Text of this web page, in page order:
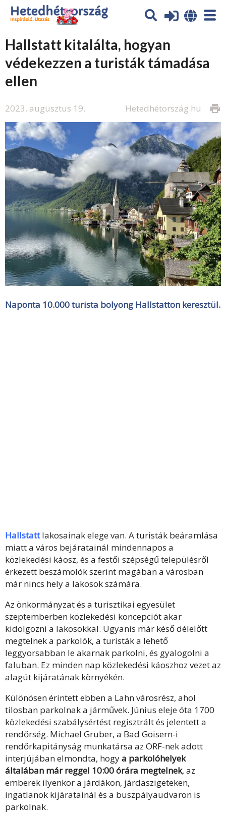
Hallstatt kitalálta, hogyan
védekezzen a turisták támadása
ellen
2023. augusztus 19. print
Hetedhétország.hu
Naponta 10.000 turista bolyong Hallstatton keresztül.
Hallstatt lakosainak elege van. A turisták beáramlása
miatt a város bejáratainál mindennapos a
közlekedési káosz, és a festői szépségű településről
érkezett beszámolók szerint magában a városban
már nincs hely a lakosok számára.
Az önkormányzat és a turisztikai egyesület
szeptemberben közlekedési koncepciót akar
kidolgozni a lakosokkal. Ugyanis már késő délelőtt
megtelnek a parkolók, a turisták a lehető
leggyorsabban le akarnak parkolni, és gyalogolni a
faluban. Ez minden nap közlekedési káoszhoz vezet az
alagút kijáratának környékén.
Különösen érintett ebben a Lahn városrész, ahol
tilosban parkolnak a járművek. Június eleje óta 1700
közlekedési szabálysértést regisztrált és jelentett a
rendőrség. Michael Gruber, a Bad Goisern-i
rendőrkapitányság munkatársa az ORF-nek adott
interjújában elmondta, hogya parkolóhelyek
általában már reggel 10:00 órára megtelnek, az
emberek ilyenkor a járdákon, járdaszigeteken,
ingatlanok kijáratainál és a buszpályaudvaron is
parkolnak.